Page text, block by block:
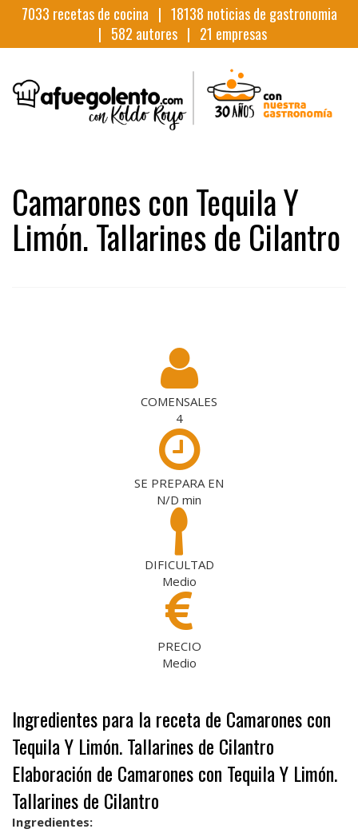
7033 recetas de cocina | 18138 noticias de gastronomia
| 582 autores | 21 empresas
Camarones con Tequila Y
Limón. Tallarines de Cilantro
COMENSALES
4
SE PREPARA EN
N/D min
DIFICULTAD
Medio
PRECIO
Medio
Ingredientes para la receta de Camarones con
Tequila Y Limón. Tallarines de Cilantro
Elaboración de Camarones con Tequila Y Limón.
Tallarines de Cilantro
Ingredientes: